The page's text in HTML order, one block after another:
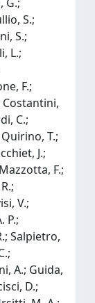
S.;
S.;
L.;
F.;
Costantini,
C.;
T.;
J.;
F.;
V.;
P.;
Salpietro,
A.; Guida,
D.;